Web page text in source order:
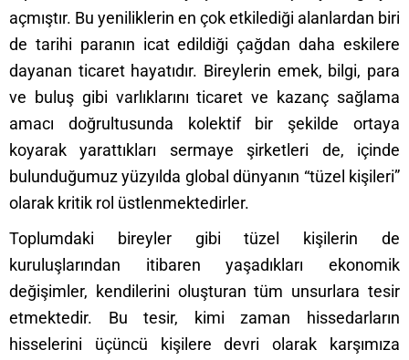
açmıştır. Bu yeniliklerin en çok etkilediği alanlardan biri
de tarihi paranın icat edildiği çağdan daha eskilere
dayanan ticaret hayatıdır. Bireylerin emek, bilgi, para
ve buluş gibi varlıklarını ticaret ve kazanç sağlama
amacı doğrultusunda kolektif bir şekilde ortaya
koyarak yarattıkları sermaye şirketleri de, içinde
bulunduğumuz yüzyılda global dünyanın “tüzel kişileri”
olarak kritik rol üstlenmektedirler.
Toplumdaki bireyler gibi tüzel kişilerin de
kuruluşlarından itibaren yaşadıkları ekonomik
değişimler, kendilerini oluşturan tüm unsurlara tesir
etmektedir. Bu tesir, kimi zaman hissedarların
hisselerini üçüncü kişilere devri olarak karşımıza